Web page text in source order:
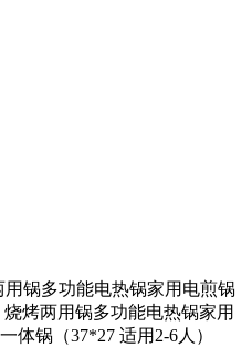
锅多功能电热锅家用电煎锅
烧烤两用锅多功能电热锅家用
体锅（37*27 适用2-6人）